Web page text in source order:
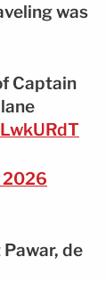
was
Captain
2026
de